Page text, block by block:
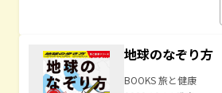
地球のなぞり
BOOKS 旅と健康